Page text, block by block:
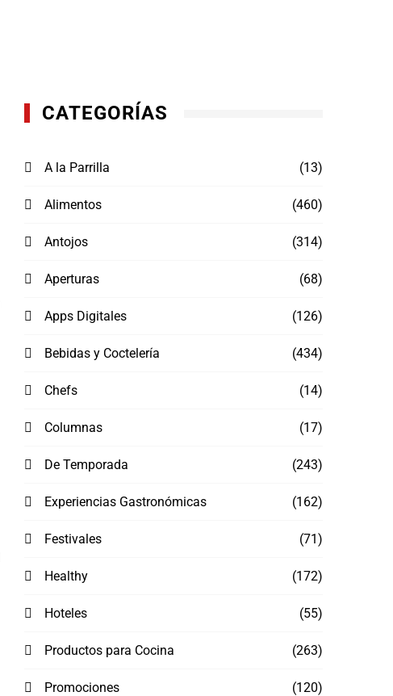
CATEGORÍAS
A la Parrilla (13)
Alimentos (460)
Antojos (314)
Aperturas (68)
Apps Digitales (126)
Bebidas y Coctelería (434)
Chefs (14)
Columnas (17)
De Temporada (243)
Experiencias Gastronómicas (162)
Festivales (71)
Healthy (172)
Hoteles (55)
Productos para Cocina (263)
Promociones (120)